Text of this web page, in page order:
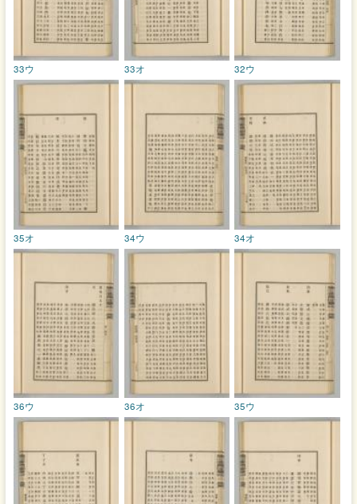
32ウ
33オ
33ウ
34オ
34ウ
35オ
35ウ
36オ
36ウ